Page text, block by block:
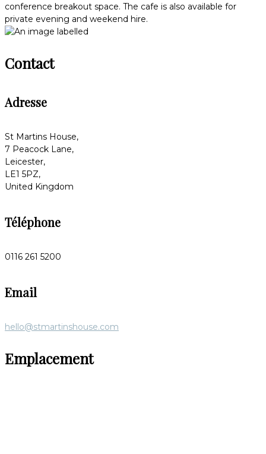
conference breakout space. The cafe is also available for
private evening and weekend hire.
Contact
Adresse
St Martins House,
7 Peacock Lane,
Leicester,
LE1 5PZ,
United Kingdom
Téléphone
0116 261 5200
Email
hello@stmartinshouse.com
Emplacement